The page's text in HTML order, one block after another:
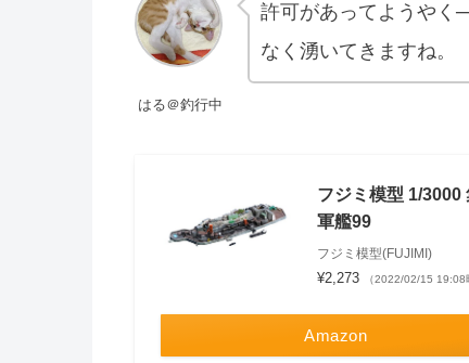
はる＠釣行中
許可があってようやく
なく湧いてきますね。
フジミ模型 1/3000
軍艦99
フジミ模型(FUJIMI)
¥2,273 （2022/02/15 19:08
Amazon